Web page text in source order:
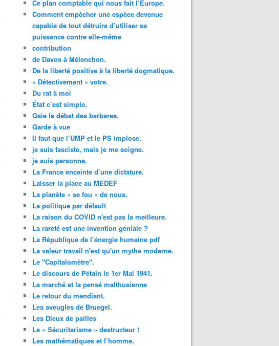
Ce plan comptable qui nous fait l’Europe.
Comment empêcher une espèce devenue
capable de tout détruire d’utiliser sa
puissance contre elle-même
contribution
de Davos à Mélenchon.
De la liberté positive à la liberté dogmatique.
« Détectivement » votre.
Du rat à moi
État c’est simple.
Gaie le débat des barbares.
Garde à vue
Il faut que l’UMP et le PS implose.
je suis fasciste, mais je me soigne.
je suis personne.
La France enceinte d’une dictature.
Laisser la place au MEDEF
La planète « se fou » de nous.
La politique par défault
La raison du COVID n'est pas la meilleure.
La rareté est une invention géniale ?
La République de l’énergie humaine pdf
La valeur travail n'est qu'un mythe moderne.
Le "Capitalomètre".
Le discours de Pétain le 1er Mai 1941.
Le marché et la pensé malthusienne
Le retour du mendiant.
Les aveugles de Bruegel.
Les Dieux de pailles
Le « Sécuritarisme » destructeur !
Les mathématiques et l’homme.